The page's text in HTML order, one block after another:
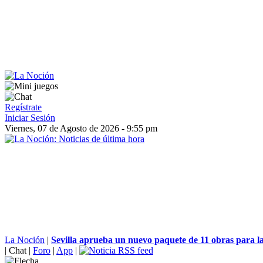
Regístrate
Iniciar Sesión
Viernes, 07 de Agosto de 2026 - 9:55 pm
La Noción | Sevilla aprueba un nuevo paquete de 11 obras para
| Chat | Foro | App |